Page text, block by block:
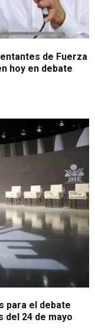
de Fuerza
hoy en debate
para el debate
24 de mayo